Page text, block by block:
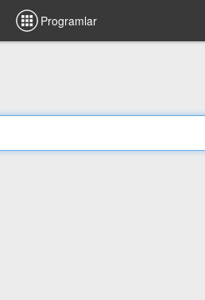
Programlar